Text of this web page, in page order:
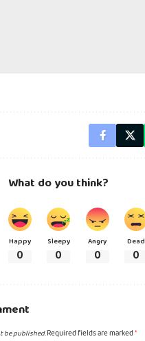
What do you think?
Happy
0
Sleepy
0
Angry
0
Dead
0
be published.Required fields are marked*